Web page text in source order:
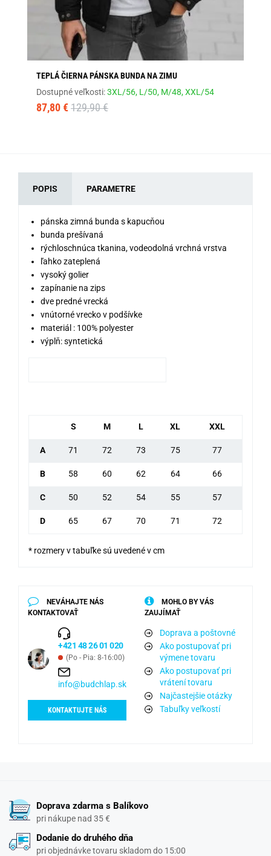
TEPLÁ ČIERNA PÁNSKA BUNDA NA ZIMU
Dostupné veľkosti:3XL/56, L/50, M/48,XXL/54
87,80 € 129,90 €
POPIS PARAMETRE
pánska zimná bunda s kapucňou
bunda prešívaná
rýchloschnúca tkanina, vodeodolná vrchná vrstva
ľahko zateplená
vysoký golier
zapínanie na zips
dve predné vrecká
vnútorné vrecko v podšívke
materiál : 100% polyester
výplň: syntetická
S M L XL XXL
A 71 72 73 75 77
B 58 60 62 64 66
C 50 52 54 55 57
D 65 67 70 71 72
* rozmery v tabuľke sú uvedené v cm
NEVÁHAJTE NÁS
KONTAKTOVAŤ
+421 48 26 01 020
(Po - Pia: 8-16:00)
info@budchlap.sk
KONTAKTUJTE NÁS
MOHLO BY VÁS
ZAUJÍMAŤ
Doprava a poštovné
Ako postupovať pri
výmene tovaru
Ako postupovať pri
vrátení tovaru
Najčastejšie otázky
Tabuľky veľkostí
Doprava zdarma s Balíkovo
pri nákupe nad 35 €
Dodanie do druhého dňa
pri objednávke tovaru skladom do 15:00